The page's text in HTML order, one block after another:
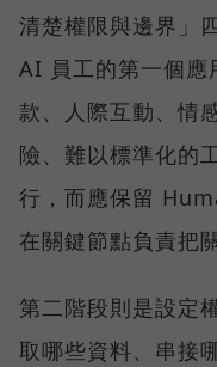
清楚權限與邊界」
AI 員工的第一個應
款、人際互動、情
險、難以標準化的
行，而應保留
在關鍵節點負責把
第二階段則是設定
取哪些資料、串接